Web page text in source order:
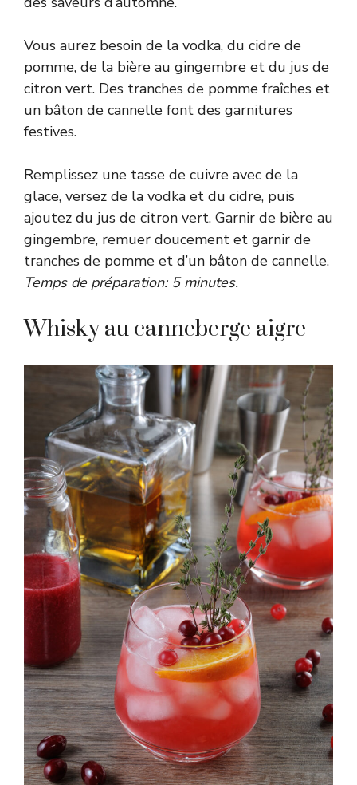
Vous aurez besoin de la vodka, du cidre de
pomme, de la bière au gingembre et du jus de
citron vert. Des tranches de pomme fraîches et
un bâton de cannelle font des garnitures
festives.
Remplissez une tasse de cuivre avec de la
glace, versez de la vodka et du cidre, puis
ajoutez du jus de citron vert. Garnir de bière au
gingembre, remuer doucement et garnir de
tranches de pomme et d’un bâton de cannelle.
Temps de préparation: 5 minutes.
Whisky au canneberge aigre